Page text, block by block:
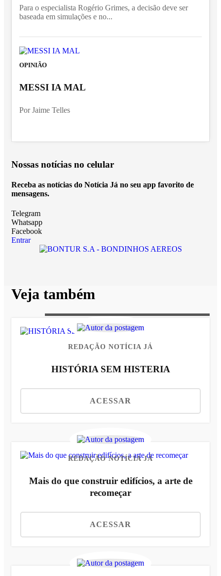
Para o especialista Rogério Grimes, a decisão deve ser
baseada em simulações e no...
OPINIÃO
MESSI IA MAL
Por Jaime Telles
Nossas notícias no celular
Receba as notícias do Notícia Já no seu app favorito de
mensagens.
Telegram
Whatsapp
Facebook
Entrar
Veja também
REDAÇÃO NOTÍCIA JÁ
HISTÓRIA SEM HISTERIA
ACESSAR
REDAÇÃO NOTÍCIA JÁ
Mais do que construir edifícios, a arte de
recomeçar
ACESSAR